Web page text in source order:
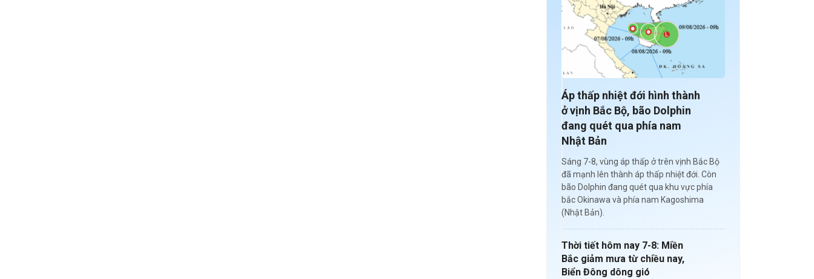
Áp thấp nhiệt đới hình thành
ở vịnh Bắc Bộ, bão Dolphin
đang quét qua phía nam
Nhật Bản
Sáng 7-8, vùng áp thấp ở trên vịnh Bắc Bộ
đã mạnh lên thành áp thấp nhiệt đới. Còn
bão Dolphin đang quét qua khu vực phía
bắc Okinawa và phía nam Kagoshima
(Nhật Bản).
Thời tiết hôm nay 7-8: Miền
Bắc giảm mưa từ chiều nay,
Biển Đông dông gió